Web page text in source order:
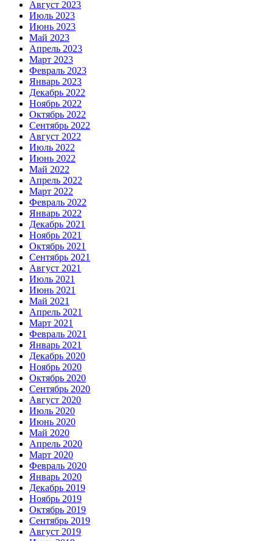
Август 2023
Июль 2023
Июнь 2023
Май 2023
Апрель 2023
Март 2023
Февраль 2023
Январь 2023
Декабрь 2022
Ноябрь 2022
Октябрь 2022
Сентябрь 2022
Август 2022
Июль 2022
Июнь 2022
Май 2022
Апрель 2022
Март 2022
Февраль 2022
Январь 2022
Декабрь 2021
Ноябрь 2021
Октябрь 2021
Сентябрь 2021
Август 2021
Июль 2021
Июнь 2021
Май 2021
Апрель 2021
Март 2021
Февраль 2021
Январь 2021
Декабрь 2020
Ноябрь 2020
Октябрь 2020
Сентябрь 2020
Август 2020
Июль 2020
Июнь 2020
Май 2020
Апрель 2020
Март 2020
Февраль 2020
Январь 2020
Декабрь 2019
Ноябрь 2019
Октябрь 2019
Сентябрь 2019
Август 2019